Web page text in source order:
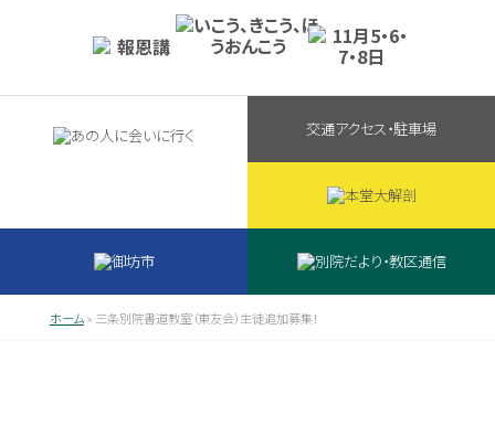
交通アクセス・駐車場
ホーム» 三条別院書道教室（東友会）生徒追加募集！